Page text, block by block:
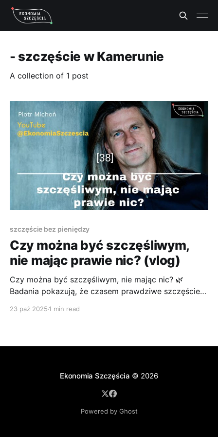
- szczęście w Kamerunie
A collection of 1 post
szczęście bez pieniędzy
Czy można być szczęśliwym,
nie mając prawie nic? (vlog)
Czy można być szczęśliwym, nie mając nic? 🌿
Badania pokazują, że czasem prawdziwe szczęście
23 paź 2025 1 min read
Ekonomia Szczęścia © 2026
Powered by Ghost